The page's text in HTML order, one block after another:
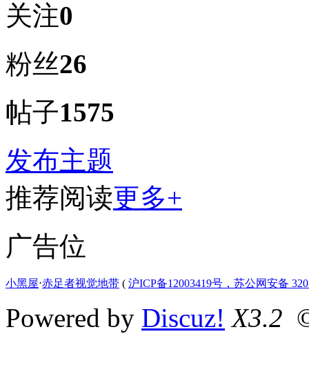
关注0
粉丝26
帖子1575
发布主题
推荐阅读更多+
广告位
小黑屋⋅赤足者视觉地带 ( 沪ICP备12003419号，苏公网安备
Powered by Discuz! X3.2